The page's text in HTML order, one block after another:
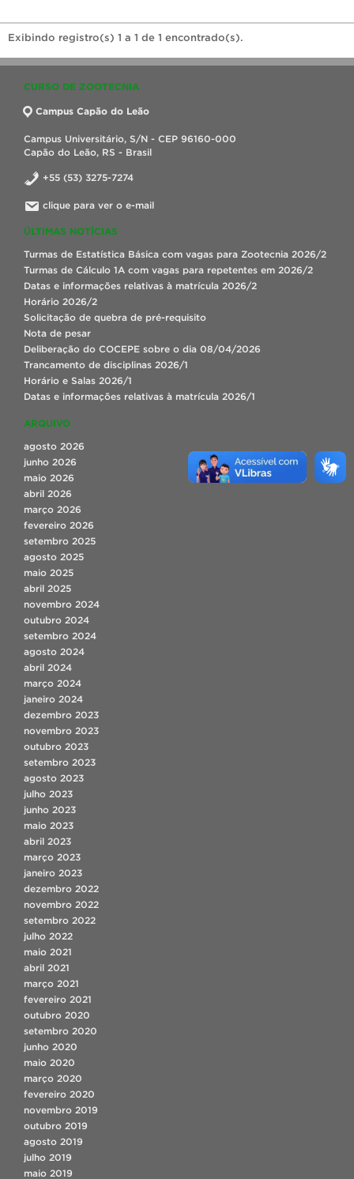
Exibindo registro(s) 1 a 1 de 1 encontrado(s).
CURSO DE ZOOTECNIA
Campus Capão do Leão
Campus Universitário, S/N - CEP 96160-000
Capão do Leão, RS - Brasil
+55 (53) 3275-7274
clique para ver o e-mail
ÚLTIMAS NOTÍCIAS
Turmas de Estatística Básica com vagas para Zootecnia 2026/2
Turmas de Cálculo 1A com vagas para repetentes em 2026/2
Datas e informações relativas à matrícula 2026/2
Horário 2026/2
Solicitação de quebra de pré-requisito
Nota de pesar
Deliberação do COCEPE sobre o dia 08/04/2026
Trancamento de disciplinas 2026/1
Horário e Salas 2026/1
Datas e informações relativas à matrícula 2026/1
ARQUIVO
agosto 2026
junho 2026
maio 2026
abril 2026
março 2026
fevereiro 2026
setembro 2025
agosto 2025
maio 2025
abril 2025
novembro 2024
outubro 2024
setembro 2024
agosto 2024
abril 2024
março 2024
janeiro 2024
dezembro 2023
novembro 2023
outubro 2023
setembro 2023
agosto 2023
julho 2023
junho 2023
maio 2023
abril 2023
março 2023
janeiro 2023
dezembro 2022
novembro 2022
setembro 2022
julho 2022
maio 2021
abril 2021
março 2021
fevereiro 2021
outubro 2020
setembro 2020
junho 2020
maio 2020
março 2020
fevereiro 2020
novembro 2019
outubro 2019
agosto 2019
julho 2019
maio 2019